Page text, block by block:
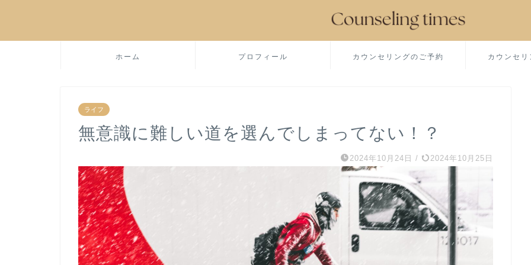
ホーム プロフィール カウンセリングのご予約 カウンセ
ライフ
無意識に難しい道を選んでしまってない！？
2024年10月24日 / 2024年10月25日